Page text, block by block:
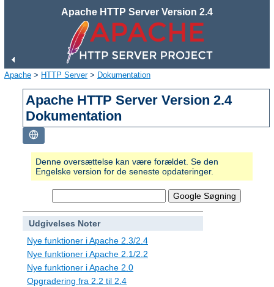
Apache HTTP Server Version 2.4
Apache > HTTP Server> Dokumentation
Apache HTTP Server Version 2.4
Dokumentation
Denne oversættelse kan være forældet. Se den
Engelske version for de seneste opdateringer.
Udgivelses Noter
Nye funktioner i Apache 2.3/2.4
Nye funktioner i Apache 2.1/2.2
Nye funktioner i Apache 2.0
Opgradering fra 2.2 til 2.4